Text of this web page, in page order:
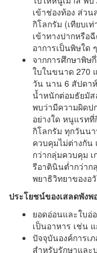
เข้าช่องท้อง ส่ว
กิโลกรัม (เทียบเ
เข้าทางปากหรือ
อาการเป็นพิษใด ๆ
จากการศึกษาพิษ
ใบในขนาด 270
วัน นาน 6 สัปดา
น้ำหนักต่อมธัยมั
พบว่ามีความผิดป
อย่างใด หนูแรท
กิโลกรัม ทุกวันน
ควบคุมไม่ต่างกัน
กว่ากลุ่มควบคุม
รีอาตินินต่ำกว่า
พยาธิวิทยาของอ
ประโยชน์ของเสลดพังพ
ยอดอ่อนและใบอ่
เป็นอาหาร เช่น
ปัจจุบันองค์การเ
สำหรับรักษาและ